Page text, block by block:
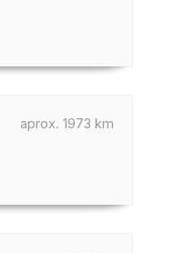
aprox. 1973 km